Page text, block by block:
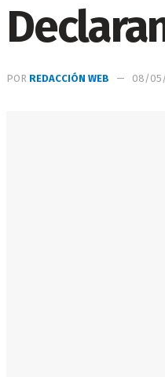
POR REDACCIÓN WEB 08/